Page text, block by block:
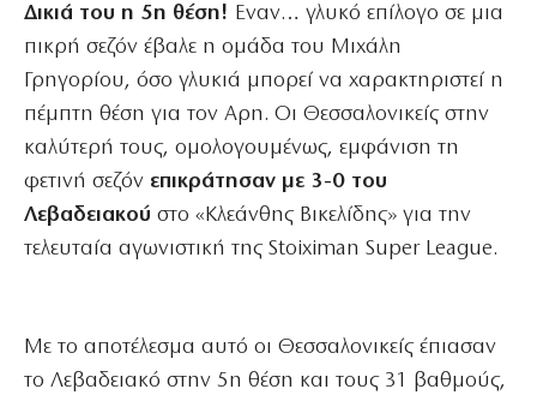
Δικιά του η 5η θέση! Εναν… γλυκό επίλογο σε μια
πικρή σεζόν έβαλε η ομάδα του Μιχάλη
Γρηγορίου, όσο γλυκιά μπορεί να χαρακτηριστεί η
πέμπτη θέση για τον Αρη. Οι Θεσσαλονικείς στην
καλύτερή τους, ομολογουμένως, εμφάνιση τη
φετινή σεζόν επικράτησαν με 3-0 του
Λεβαδειακού στο «Κλεάνθης Βικελίδης» για την
τελευταία αγωνιστική της Stoiximan Super League.
Με το αποτέλεσμα αυτό οι Θεσσαλονικείς έπιασαν
το Λεβαδειακό στην 5η θέση και τους 31 βαθμούς,